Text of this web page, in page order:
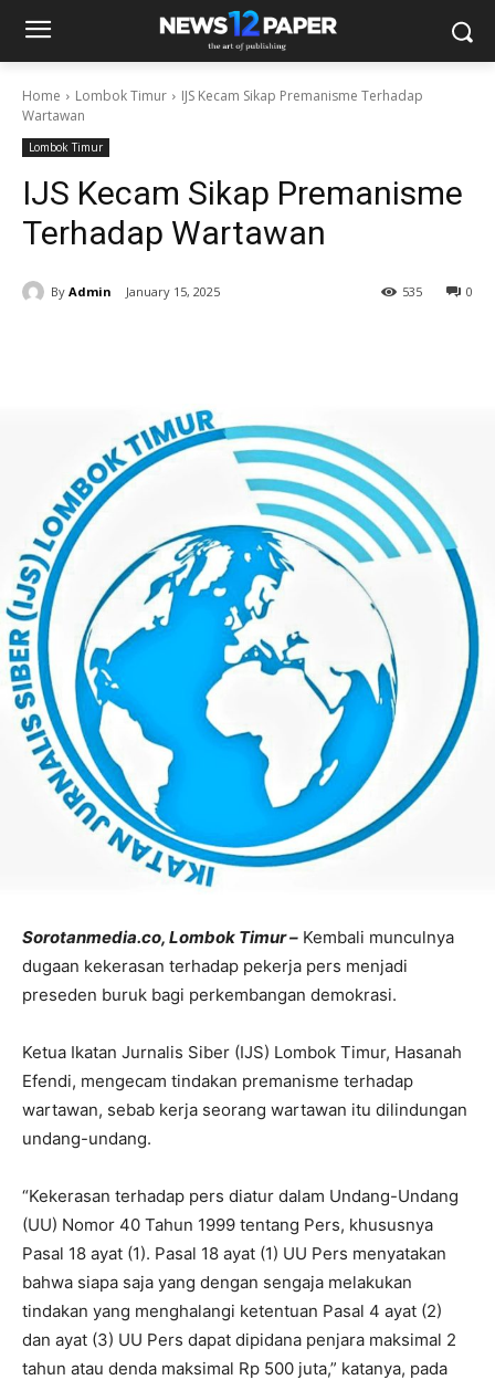
Home Lombok Timur
IJS Kecam Sikap Premanisme Terhadap
Wartawan
Lombok Timur
IJS Kecam Sikap Premanisme
Terhadap Wartawan
By Admin January 15, 2025 0
535
Sorotanmedia.co, Lombok Timur – Kembali munculnya
dugaan kekerasan terhadap pekerja pers menjadi
preseden buruk bagi perkembangan demokrasi.
Ketua Ikatan Jurnalis Siber (IJS) Lombok Timur, Hasanah
Efendi, mengecam tindakan premanisme terhadap
wartawan, sebab kerja seorang wartawan itu dilindungan
undang-undang.
“Kekerasan terhadap pers diatur dalam Undang-Undang
(UU) Nomor 40 Tahun 1999 tentang Pers, khususnya
Pasal 18 ayat (1). Pasal 18 ayat (1) UU Pers menyatakan
bahwa siapa saja yang dengan sengaja melakukan
tindakan yang menghalangi ketentuan Pasal 4 ayat (2)
dan ayat (3) UU Pers dapat dipidana penjara maksimal 2
tahun atau denda maksimal Rp 500 juta,” katanya, pada